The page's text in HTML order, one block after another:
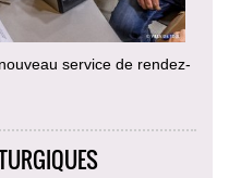
service de rendez-